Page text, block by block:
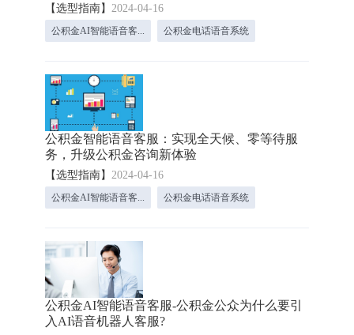
【选型指南】 2024-04-16
公积金AI智能语音客... 公积金电话语音系统
公积金智能语音客服：实现全天候、零等待服
务，升级公积金咨询新体验
【选型指南】 2024-04-16
公积金AI智能语音客... 公积金电话语音系统
公积金AI智能语音客服-公积金公众为什么要引
入AI语音机器人客服?